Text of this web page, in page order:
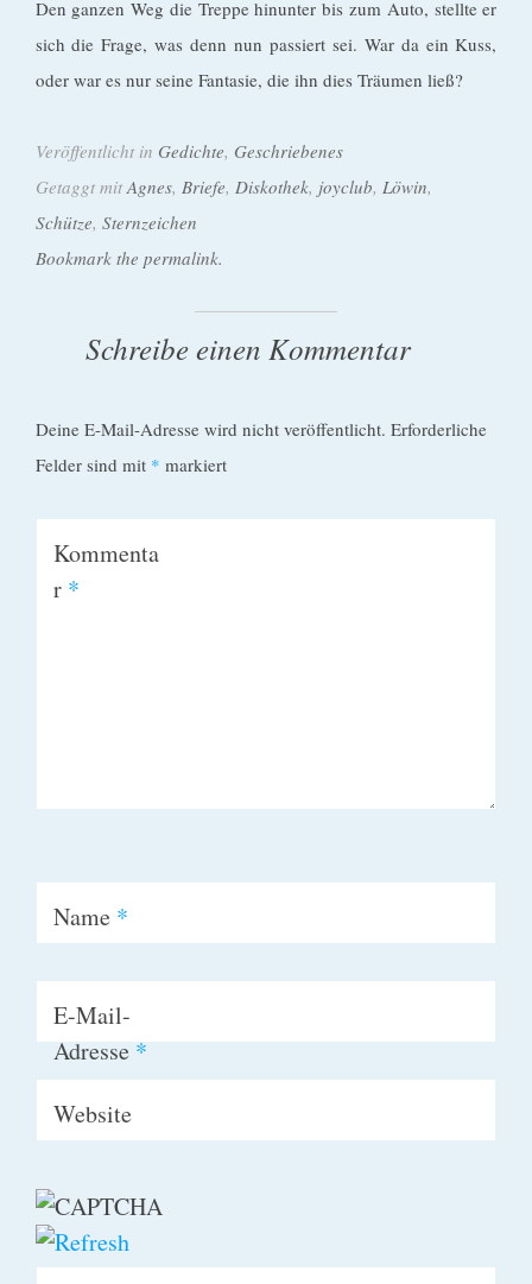
Den ganzen Weg die Treppe hinunter bis zum Auto, stellte er
sich die Frage, was denn nun passiert sei. War da ein Kuss,
oder war es nur seine Fantasie, die ihn dies Träumen ließ?
Veröffentlicht in Gedichte, Geschriebenes
Getaggt mitAgnes, Briefe, Diskothek, joyclub, Löwin,
Schütze, Sternzeichen
Bookmark the permalink.
Schreibe einen Kommentar
Deine E-Mail-Adresse wird nicht veröffentlicht. Erforderliche
Felder sind mit * markiert
Kommenta
r *
Name *
E-Mail-
Adresse*
Website